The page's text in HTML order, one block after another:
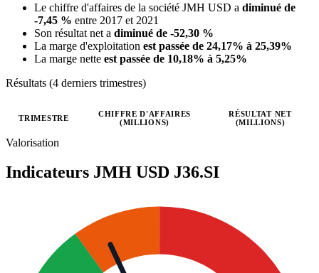
Le chiffre d'affaires de la société JMH USD a diminué de
-7,45 % entre 2017 et 2021
Son résultat net a diminué de -52,30 %
La marge d'exploitation est passée de 24,17% à 25,39%
La marge nette est passée de 10,18% à 5,25%
Résultats (4 derniers trimestres)
Valeurs trimestrielles en millions (dollar des États-Unis)
TRIMESTRE
CHIFFRE D'AFFAIRES
(MILLIONS)
RÉSULTAT NET
(MILLIONS)
Valorisation
Indicateurs JMH USD J36.SI